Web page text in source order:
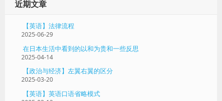
近期文章
【英语】法律流程
2025-06-29
在日本生活中看到的以和为贵和一些反思
2025-04-14
【政治与经济】左翼右翼的区分
2025-03-20
【英语】英语口语省略模式